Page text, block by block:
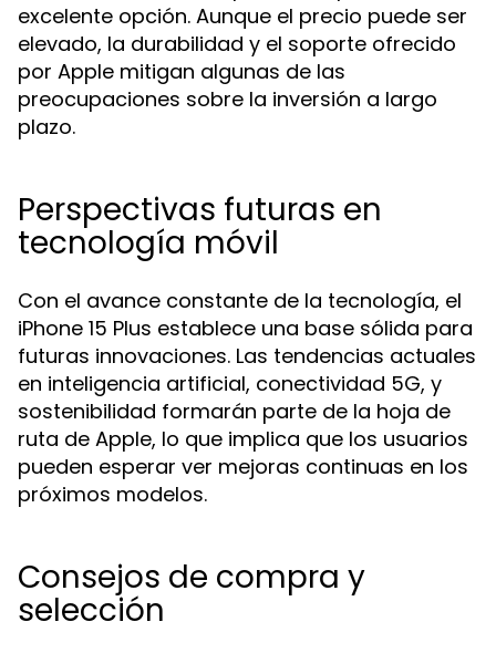
excelente opción. Aunque el precio puede ser
elevado, la durabilidad y el soporte ofrecido
por Apple mitigan algunas de las
preocupaciones sobre la inversión a largo
plazo.
Perspectivas futuras en
tecnología móvil
Con el avance constante de la tecnología, el
iPhone 15 Plus establece una base sólida para
futuras innovaciones. Las tendencias actuales
en inteligencia artificial, conectividad 5G, y
sostenibilidad formarán parte de la hoja de
ruta de Apple, lo que implica que los usuarios
pueden esperar ver mejoras continuas en los
próximos modelos.
Consejos de compra y
selección